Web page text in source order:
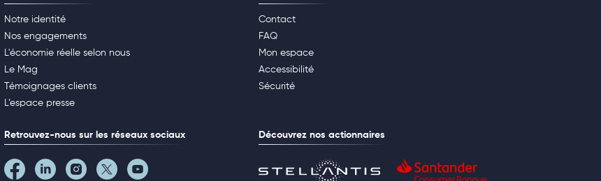
Notre identité
Nos engagements
L'économie réelle selon nous
Le Mag
Témoignages clients
L’espace presse
Contact
FAQ
Mon espace
Accessibilité
Sécurité
Retrouvez-nous sur les réseaux sociaux Découvrez nos actionnaires